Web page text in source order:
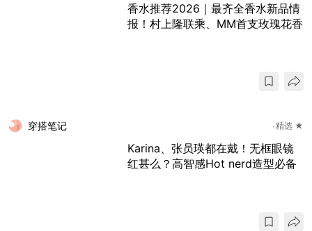
香水推荐2026｜最齐全香水新品情
报！村上隆联乘、MM首支玫瑰花香
穿搭笔记 精选 ★
Karina、张员瑛都在戴！无框眼镜
红甚么？高智感Hot nerd造型必备